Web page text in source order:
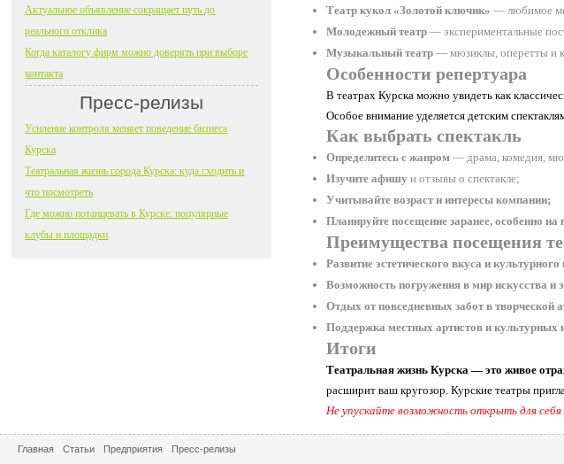
Театр кукол «Золотой ключик» — любимое
Молодежный театр — экспериментальные
Музыкальный театр — мюзиклы, оперетты и
Особенности репертуара
В театрах Курска можно увидеть как
Особое внимание уделяется детским
Как выбрать спектакль
Определитесь с жанром — драма, комедия,
Изучите афишу и отзывы о спектакле;
Учитывайте возраст и интересы компании;
Планируйте посещение заранее, особенно
Преимущества посещения
Развитие эстетического вкуса и культурного
Возможность погружения в мир искусства и
Отдых от повседневных забот в творческой
Поддержка местных артистов и культурных
Итоги
Театральная жизнь Курска — это живое
расширит ваш кругозор. Курские театры
Не упускайте возможность открыть для
Актуальное объявление сокращает путь до
реального отклика
Когда каталогу фирм можно доверять при выборе
контакта
Пресс-релизы
Усиление контроля меняет поведение бизнеса
Курска
Театральная жизнь города Курска: куда сходить и
что посмотреть
Где можно потанцевать в Курске: популярные
клубы и площадки
Главная Статьи Предприятия Пресс-релизы